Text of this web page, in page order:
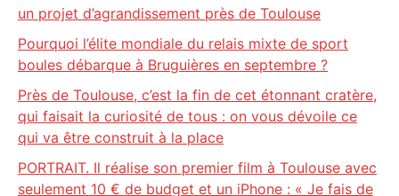
un projet d’agrandissement près de Toulouse
Pourquoi l’élite mondiale du relais mixte de sport
boules débarque à Bruguières en septembre ?
Près de Toulouse, c’est la fin de cet étonnant cratère,
qui faisait la curiosité de tous : on vous dévoile ce
qui va être construit à la place
PORTRAIT. Il réalise son premier film à Toulouse avec
seulement 10 € de budget et un iPhone : « Je fais de